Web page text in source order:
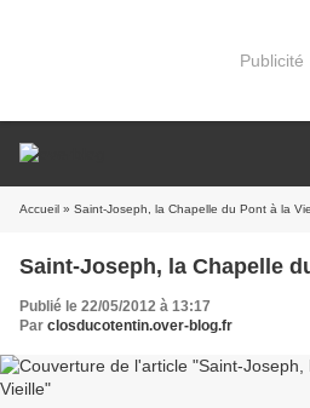
Publicité
Accueil » Saint-Joseph, la Chapelle du Pont à la
Saint-Joseph, la Chapelle
Publié le 22/05/2012 à 13:17
Par closducotentin.over-blog.fr